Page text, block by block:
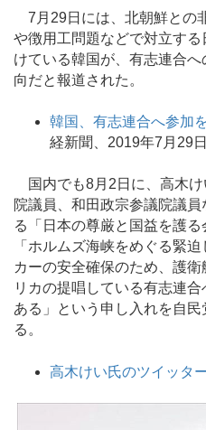
7月29日には、北朝鮮との
や徴用工問題などで対立す
けている韓国が、有志連合
向だと報道された。
韓国、有志連合へ参加
経新聞、2019年7月29日
国内でも8月2日に、高木
院議員、和田政宗参議院議
る「日本の尊厳と国益を護る
「ホルムズ海峡をめぐる緊
カーの安全確保のため、護
リカの提唱している有志連
ある」という申し入れを自
る。
高木けい氏のツイッタ